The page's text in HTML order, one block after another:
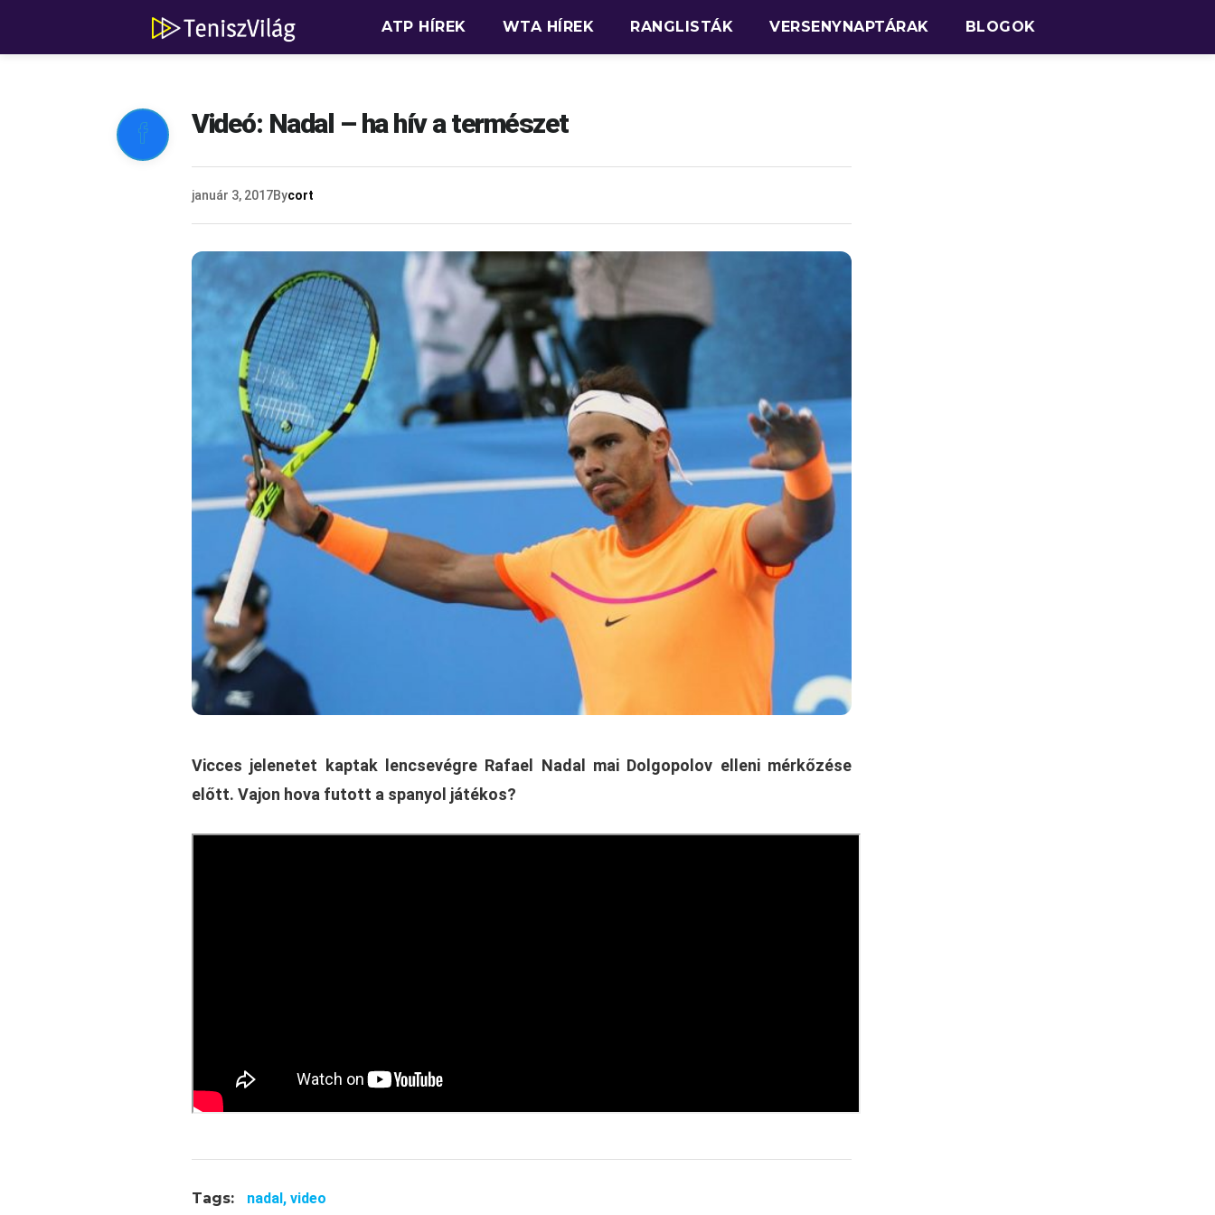
ATP HÍREK WTA HÍREK RANGLISTÁK VERSENYNAPTÁRAK BLOGOK
 Videó: Nadal – ha hív a természet
január 3, 2017Bycort
Vicces jelenetet kaptak lencsevégre Rafael Nadal mai Dolgopolov elleni mérkőzése
előtt. Vajon hova futott a spanyol játékos?
Tags: nadal, video